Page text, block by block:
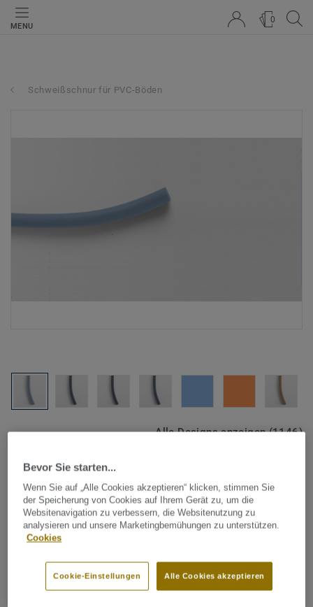
MENU
0
Schweißschnur für PVC-Böden
Alle Designs anzeigen (1146)
Tarkett Zubehör Komplettsortiment
Schweißschnur für PVC-Böden
- Unicoloured DARK BLUE
0512
zweier PVC-Bahnen verwendet und sorgen für eine
Bevor Sie starten...
Wenn Sie auf „Alle Cookies akzeptieren“ klicken, stimmen Sie
der Speicherung von Cookies auf Ihrem Gerät zu, um die
Websitenavigation zu verbessern, die Websitenutzung zu
analysieren und unsere Marketingbemühungen zu unterstützen.
Cookies
Alle Cookies akzeptieren
Cookie-Einstellungen